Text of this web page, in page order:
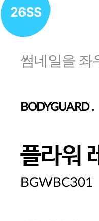
썸네일을 좌
BODYGUARD.
플라워
BGWBC301